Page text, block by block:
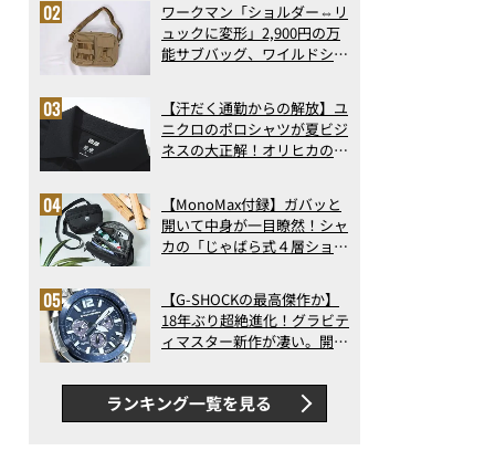
ト3】（2026年6月版）
ワークマン「ショルダー⇔リ
ュックに変形」2,900円の万
能サブバッグ、ワイルドシン
記事ランキングベスト3】
（2026年6月版）
【汗だく通勤からの解放】ユ
ニクロのポロシャツが夏ビジ
ネスの大正解！オリヒカの透
アの実力
【MonoMax付録】ガバッと
開いて中身が一目瞭然！シャ
カの「じゃばら式４層ショル
った！
【G-SHOCKの最高傑作か】
18年ぶり超絶進化！グラビテ
ィマスター新作が凄い。開発
新ムーブメントの衝撃
ランキング一覧を見る